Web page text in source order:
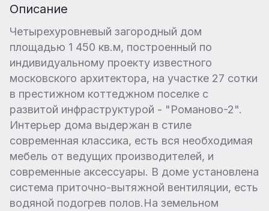
Описание
Четырехуровневый загородный дом
площадью 1 450 кв.м, построенный по
индивидуальному проекту известного
московского архитектора, на участке 27 сотки
в престижном коттеджном поселке с
развитой инфраструктурой - "Романово-2".
Интерьер дома выдержан в стиле
современная классика, есть вся необходимая
мебель от ведущих производителей, и
современные аксессуары. В доме установлена
система приточно-вытяжной вентиляции, есть
водяной подогрев полов.На земельном